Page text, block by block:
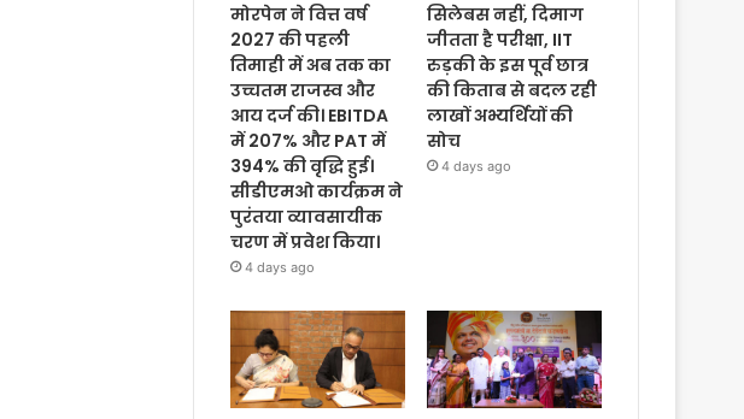
मोरपेन ने वित्त वर्ष
2027 की पहली
तिमाही में अब तक का
उच्चतम राजस्व और
आय दर्ज की। EBITDA
में 207% और PAT में
394% की वृद्धि हुई।
सीडीएमओ कार्यक्रम ने
पुरंतया व्यावसायीक
चरण में प्रवेश किया।
4 days ago
सिलेबस नहीं, दिमाग
जीतता है परीक्षा, IIT
रुड़की के इस पूर्व छात्र
की किताब से बदल रही
लाखों अभ्यर्थियों की
सोच
4 days ago